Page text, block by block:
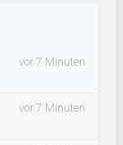
vor 7 Minuten
vor 7 Minuten